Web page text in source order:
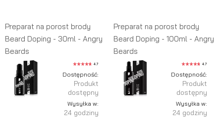
Preparat na porost brody
Beard Doping - 30ml - Angry
Beards
4.7
Dostępność:
Produkt
dostępny
Wysyłka w:
24 godziny
Preparat na porost brody
Beard Doping - 100ml - Angry
Beards
4.7
Dostępność:
Produkt
dostępny
Wysyłka w:
24 godziny